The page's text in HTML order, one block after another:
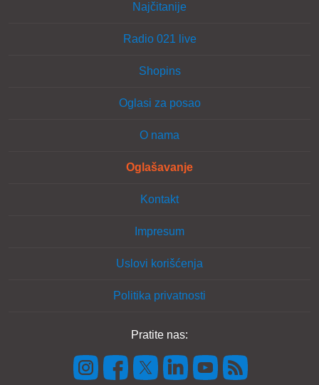
Najčitanije
Radio 021 live
Shopins
Oglasi za posao
O nama
Oglašavanje
Kontakt
Impresum
Uslovi korišćenja
Politika privatnosti
Pratite nas: